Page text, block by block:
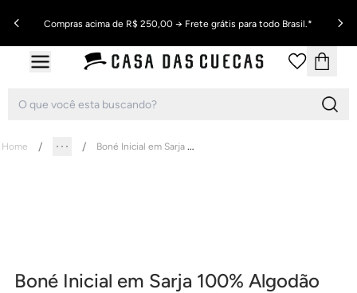
Compras acima de R$ 250,00 → Frete grátis para todo Brasil.*
Home Boné Inicial em Sarja 100% Algodão Marinho_j
Boné Inicial em Sarja 100% Algodão